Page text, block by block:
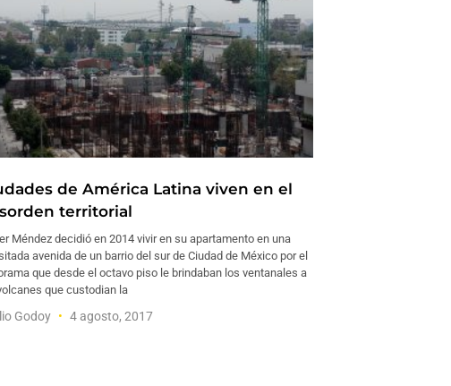
de América Latina viven en el
territorial
Méndez decidió en 2014 vivir en su apartamento en una
avenida de un barrio del sur de Ciudad de México por el
que desde el octavo piso le brindaban los ventanales a
que custodian la
Godoy 4 agosto, 2017